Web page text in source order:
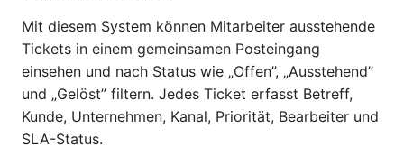
Mit diesem System können Mitarbeiter ausstehende
Tickets in einem gemeinsamen Posteingang
einsehen und nach Status wie „Offen”, „Ausstehend”
und „Gelöst” filtern. Jedes Ticket erfasst Betreff,
Kunde, Unternehmen, Kanal, Priorität, Bearbeiter und
SLA-Status.